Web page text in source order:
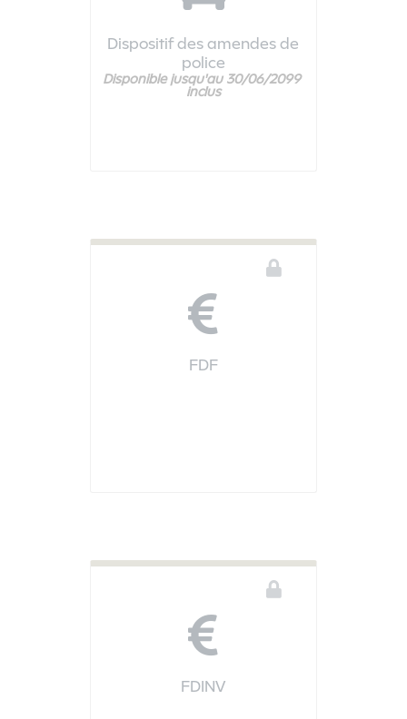
Dispositif des amendes de
police
Vous devez être connecté pour accéder à ce téléservice
Disponible jusqu'au 30/06/2099
inclus
FDF
FDINV